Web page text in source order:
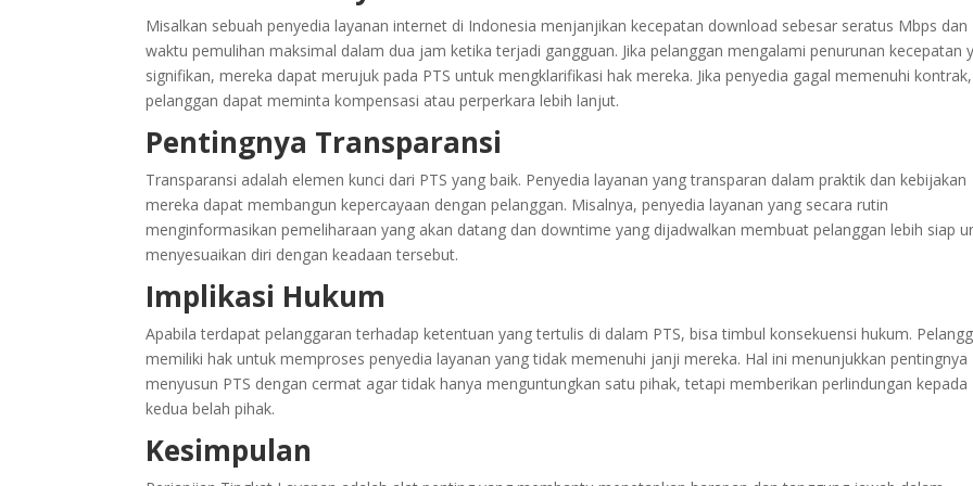
Misalkan sebuah penyedia layanan internet di Indonesia menjanjikan kecepatan download sebesar seratus Mbps dan
waktu pemulihan maksimal dalam dua jam ketika terjadi gangguan. Jika pelanggan mengalami penurunan kecepatan
signifikan, mereka dapat merujuk pada PTS untuk mengklarifikasi hak mereka. Jika penyedia gagal memenuhi kontrak,
pelanggan dapat meminta kompensasi atau perperkara lebih lanjut.
Pentingnya Transparansi
Transparansi adalah elemen kunci dari PTS yang baik. Penyedia layanan yang transparan dalam praktik dan kebijakan
mereka dapat membangun kepercayaan dengan pelanggan. Misalnya, penyedia layanan yang secara rutin
menginformasikan pemeliharaan yang akan datang dan downtime yang dijadwalkan membuat pelanggan lebih siap
menyesuaikan diri dengan keadaan tersebut.
Implikasi Hukum
Apabila terdapat pelanggaran terhadap ketentuan yang tertulis di dalam PTS, bisa timbul konsekuensi hukum.
memiliki hak untuk memproses penyedia layanan yang tidak memenuhi janji mereka. Hal ini menunjukkan pentingnya
menyusun PTS dengan cermat agar tidak hanya menguntungkan satu pihak, tetapi memberikan perlindungan kepada
kedua belah pihak.
Kesimpulan